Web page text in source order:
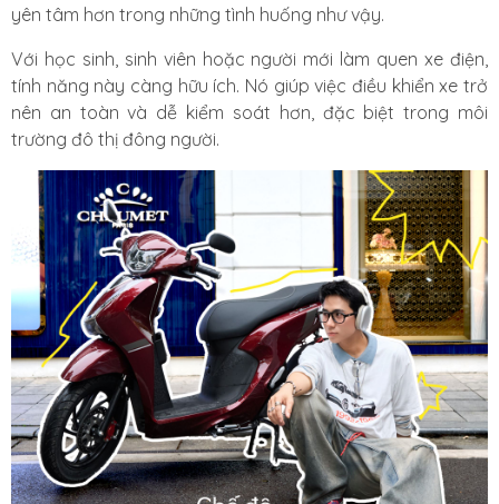
yên tâm hơn trong những tình huống như vậy.
Với học sinh, sinh viên hoặc người mới làm quen xe điện,
tính năng này càng hữu ích. Nó giúp việc điều khiển xe trở
nên an toàn và dễ kiểm soát hơn, đặc biệt trong môi
trường đô thị đông người.